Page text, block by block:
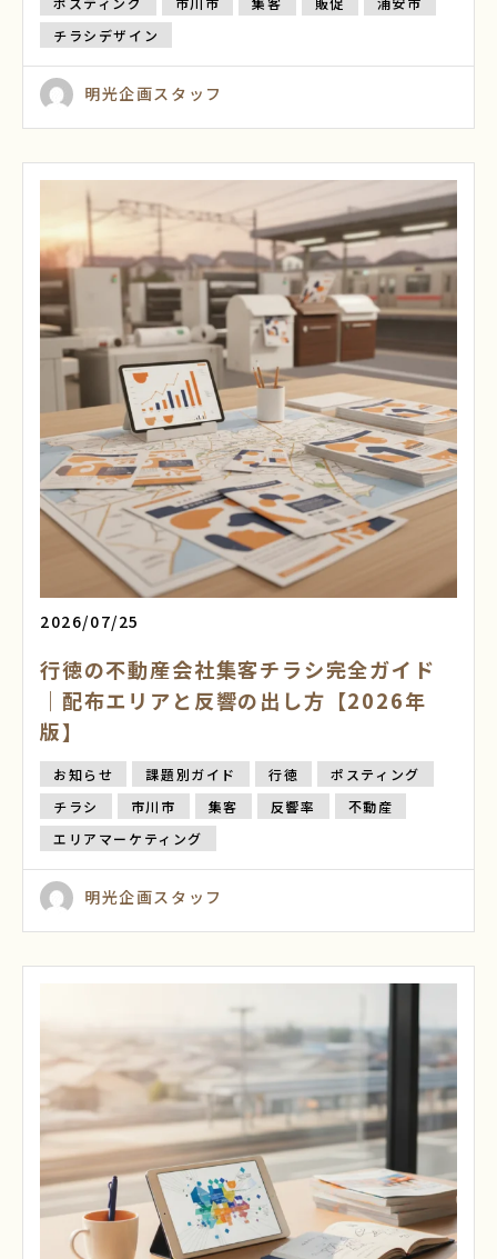
チラシデザイン
明光企画スタッフ
2026/07/25
行徳の不動産会社集客チラシ完全ガイド
｜配布エリアと反響の出し方【2026年
版】
お知らせ 課題別ガイド 行徳
ポスティング
チラシ
市川市 集客 反響率
不動産
エリアマーケティング
明光企画スタッフ